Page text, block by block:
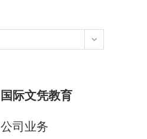
国际文凭教育
公司业务